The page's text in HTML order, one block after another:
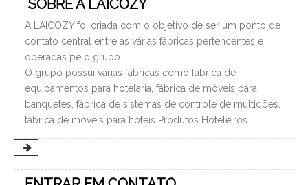
SOBRE A LAICOZY
A LAICOZY foi criada com o objetivo de ser um ponto de
contato central entre as várias fábricas pertencentes e
operadas pelo grupo.
O grupo possui várias fábricas como fábrica de
equipamentos para hotelaria, fábrica de móveis para
banquetes, fábrica de sistemas de controle de multidões,
fábrica de móveis para hotéis Produtos Hoteleiros.